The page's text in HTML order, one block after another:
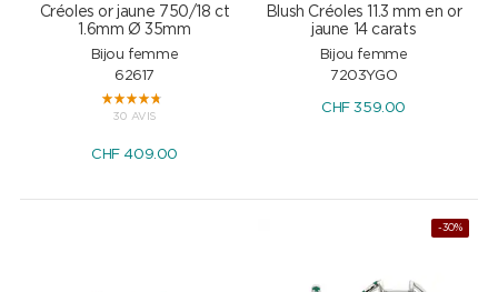
Créoles or jaune 750/18 ct
1.6mm Ø 35mm
Bijou femme
62617
30 AVIS
CHF 409.00
Blush Créoles 11.3 mm en or
jaune 14 carats
Bijou femme
7203YGO
CHF 359.00
-30%